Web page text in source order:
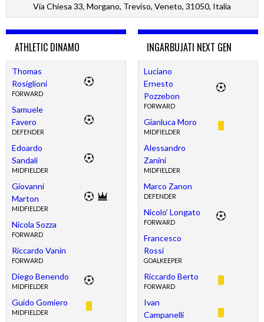
Via Chiesa 33, Morgano, Treviso, Veneto, 31050, Italia
ATHLETIC DINAMO
Thomas
Rosiglioni
FORWARD
Samuele
Favero
DEFENDER
Edoardo
Sandali
MIDFIELDER
Giovanni
Marton
MIDFIELDER
Nicola Sozza
FORWARD
Riccardo Vanin
FORWARD
Diego Benendo
MIDFIELDER
Guido Gomiero
MIDFIELDER
INGARBUJATI NEXT GEN
Luciano
Ernesto
Pozzebon
FORWARD
Gianluca Moro
MIDFIELDER
Alessandro
Zanini
MIDFIELDER
Marco Zanon
DEFENDER
Nicolo’ Longato
FORWARD
Francesco
Rossi
GOALKEEPER
Riccardo Berto
FORWARD
Ivan
Campanelli